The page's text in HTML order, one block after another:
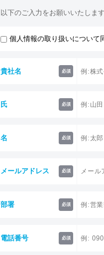
以下のご入力をお願いいたします
個人情報の取り扱いについて
貴社名 必須
氏 必須
名 必須
メールアドレス 必須
部署 必須
電話番号 必須